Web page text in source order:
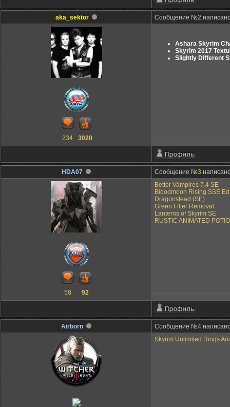
aka_sektor Сообщение №2
234 3020
Ashara Skyrim
Skyrim 2017
Slightly Different
HDA07 Сообщение №3
58 92
Better Vampires 7.4 SE
Bloodmoon Rising SSE
Dragonstead (SE)
Green Filter Removal
Lanterns of Skyrim SE
RUSTIC ANIMATED
Airborn Сообщение №4
Skyrim Unlimited Rings